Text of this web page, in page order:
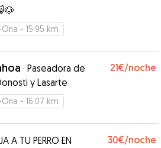
- 15.95 km
· Paseadora de
y Lasarte
21€/noche
- 16.07 km
A TU PERRO EN
30€/noche